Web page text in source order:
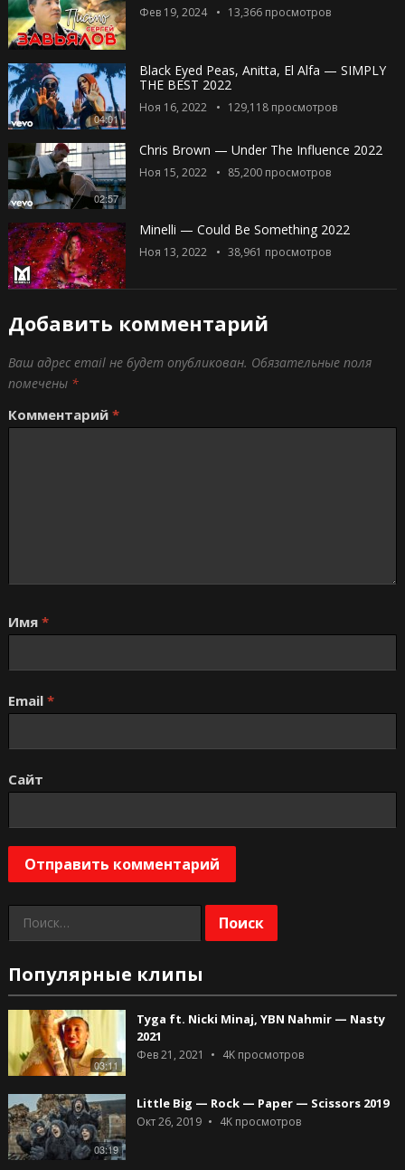
Фев 19, 2024 13,366просмотров
04:01
Black Eyed Peas, Anitta, El Alfa — SIMPLY
THE BEST 2022
Ноя 16, 2022 129,118просмотров
02:57
Chris Brown — Under The Influence 2022
Ноя 15, 2022 85,200просмотров
Minelli — Could Be Something 2022
Ноя 13, 2022 38,961 просмотров
Добавить комментарий
Ваш адрес email не будет опубликован. Обязательные поля
помечены *
Комментарий *
Имя *
Email *
Сайт
Найти:
Популярные клипы
03:11
Tyga ft. Nicki Minaj, YBN Nahmir — Nasty
2021
Фев 21, 2021 4Kпросмотров
03:19
Little Big — Rock — Paper — Scissors 2019
Окт 26, 2019 4Kпросмотров